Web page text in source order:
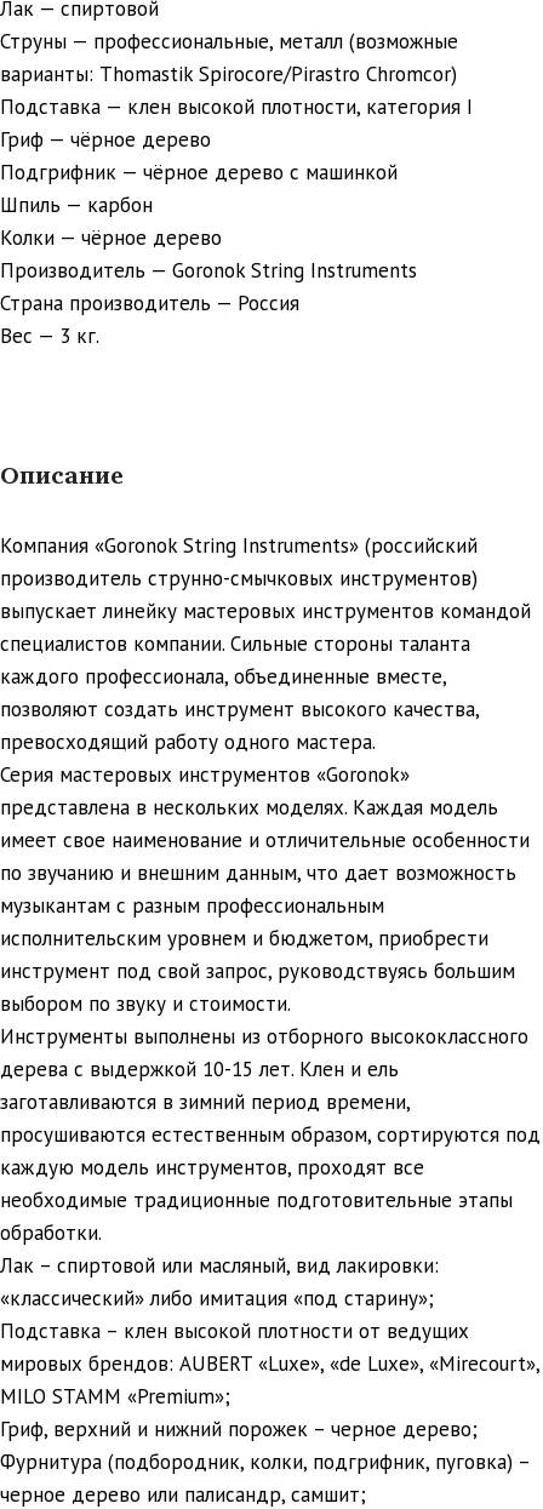
Лак — спиртовой
Струны — профессиональные, металл (возможные
варианты: Thomastik Spirocore/Pirastro Chromcor)
Подставка — клен высокой плотности, категория I
Гриф — чёрное дерево
Подгрифник — чёрное дерево с машинкой
Шпиль — карбон
Колки — чёрное дерево
Производитель — Goronok String Instruments
Страна производитель — Россия
Вес — 3 кг.
Описание
Компания «Goronok String Instruments» (российский
производитель струнно-смычковых инструментов)
выпускает линейку мастеровых инструментов командой
специалистов компании. Сильные стороны таланта
каждого профессионала, объединенные вместе,
позволяют создать инструмент высокого качества,
превосходящий работу одного мастера.
Серия мастеровых инструментов «Goronok»
представлена в нескольких моделях. Каждая модель
имеет свое наименование и отличительные особенности
по звучанию и внешним данным, что дает возможность
музыкантам с разным профессиональным
исполнительским уровнем и бюджетом, приобрести
инструмент под свой запрос, руководствуясь большим
выбором по звуку и стоимости.
Инструменты выполнены из отборного высококлассного
дерева с выдержкой 10-15 лет. Клен и ель
заготавливаются в зимний период времени,
просушиваются естественным образом, сортируются под
каждую модель инструментов, проходят все
необходимые традиционные подготовительные этапы
обработки.
Лак – спиртовой или масляный, вид лакировки:
«классический» либо имитация «под старину»;
Подставка – клен высокой плотности от ведущих
мировых брендов: AUBERT «Luxe», «de Luxe», «Mirecourt»,
MILO STAMM «Premium»;
Гриф, верхний и нижний порожек – черное дерево;
Фурнитура (подбородник, колки, подгрифник, пуговка) –
черное дерево или палисандр, самшит;